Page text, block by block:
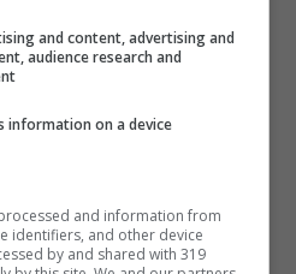
and content, advertising and
audience research and
information on a device
and information from
identifiers, and other device
by and shared with 319